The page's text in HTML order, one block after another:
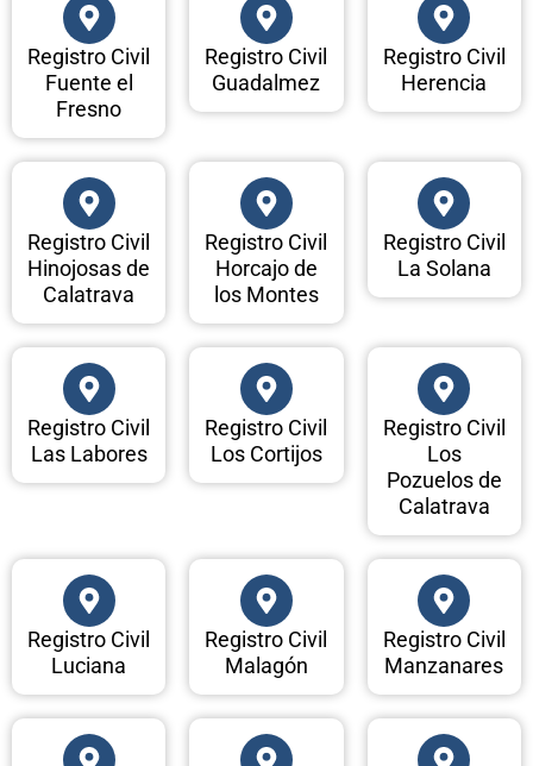
Registro Civil
Fuente el
Fresno
Registro Civil
Guadalmez
Registro Civil
Herencia
Registro Civil
Hinojosas de
Calatrava
Registro Civil
Horcajo de
los Montes
Registro Civil
La Solana
Registro Civil
Las Labores
Registro Civil
Los Cortijos
Registro Civil
Los
Pozuelos de
Calatrava
Registro Civil
Luciana
Registro Civil
Malagón
Registro Civil
Manzanares